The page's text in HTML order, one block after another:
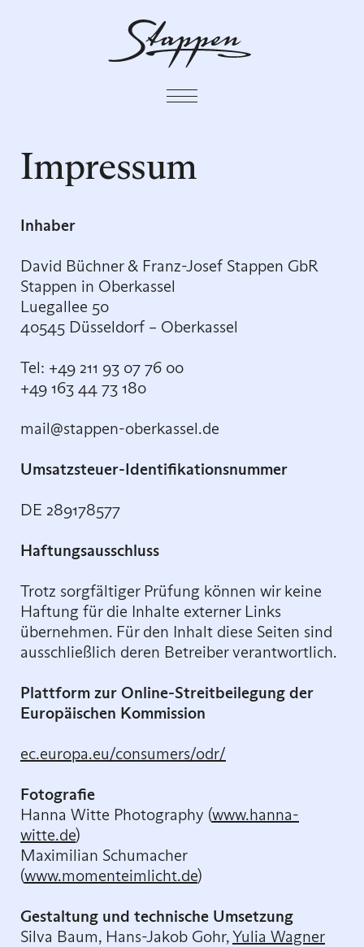
Impressum
Inhaber
David Büchner & Franz-Josef Stappen GbR
Stappen in Oberkassel
Luegallee 50
40545 Düsseldorf – Oberkassel
Tel: +49 211 93 07 76 00
+49 163 44 73 180
mail@stappen-oberkassel.de
Umsatzsteuer-Identifikationsnummer
DE 289178577
Haftungsausschluss
Trotz sorgfältiger Prüfung können wir keine
Haftung für die Inhalte externer Links
übernehmen. Für den Inhalt diese Seiten sind
ausschließlich deren Betreiber verantwortlich.
Plattform zur Online-Streitbeilegung der
Europäischen Kommission
ec.europa.eu/consumers/odr/
Fotografie
Hanna Witte Photography (www.hanna-
witte.de)
Maximilian Schumacher
(www.momenteimlicht.de)
Gestaltung und technische Umsetzung
Silva Baum, Hans-Jakob Gohr,Yulia Wagner